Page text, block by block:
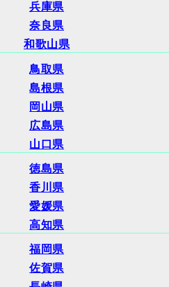
兵庫県
奈良県
和歌山県
鳥取県
島根県
岡山県
広島県
山口県
徳島県
香川県
愛媛県
高知県
福岡県
佐賀県